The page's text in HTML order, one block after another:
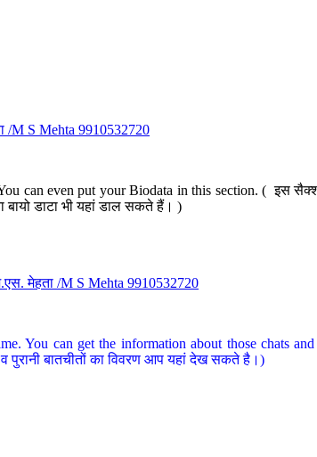
/M S Mehta 9910532720
can even put your Biodata in this section. ( इस
डाटा भी यहां डाल सकते हैं। )
मेहता /M S Mehta 9910532720
You can get the information about those chats
पुरानी बातचीतों का विवरण आप यहां देख सकते है।)